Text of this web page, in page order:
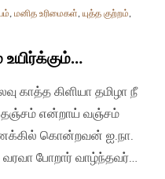
, மனித உரிமைகள், யுத்த குற்றம்,
காத்த கிளியா தமிழா நீ
தஞ்சம் என்றாய் வஞ்சம்
கொன்றவன் ஐ.நா.
போறார் வாழ்ந்தவர்…